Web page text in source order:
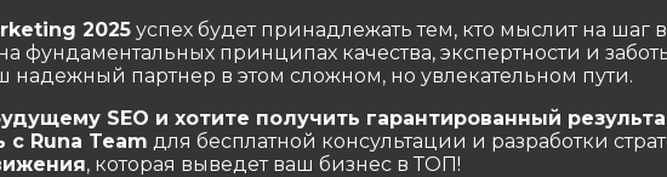
2025 успех будет принадлежать тем, кто мыслит на шаг
фундаментальных принципах качества, экспертности и
надежный партнер в этом сложном, но увлекательном пути.
SEO и хотите получить гарантированный
с Runa Team для бесплатной консультации и разработки
, которая выведет ваш бизнес в ТОП!